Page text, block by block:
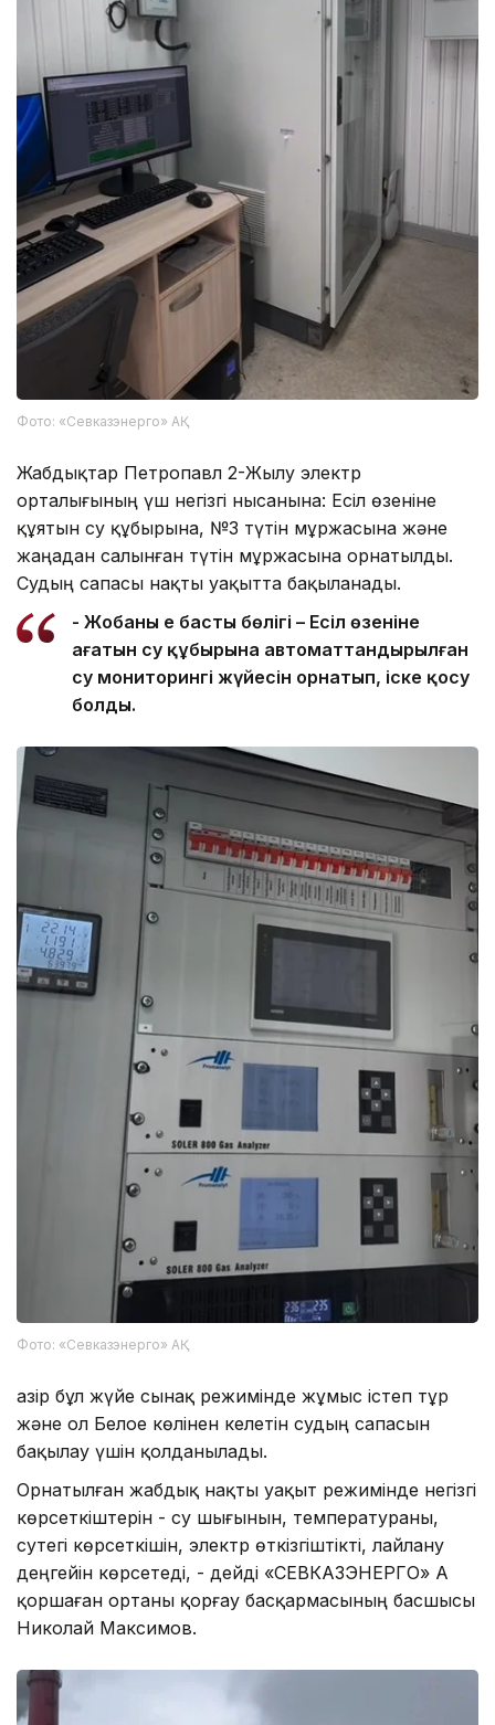
Фото: «Севказэнерго» АҚ
Жабдықтар Петропавл 2-Жылу электр
орталығының үш негізгі нысанына: Есіл өзеніне
құятын су құбырына, №3 түтін мұржасына және
жаңадан салынған түтін мұржасына орнатылды.
Судың сапасы нақты уақытта бақыланады.
- Жобаның ең басты бөлігі – Есіл өзеніне
ағатын су құбырына автоматтандырылған
су мониторингі жүйесін орнатып, іске қосу
болды.
Фото: «Севказэнерго» АҚ
Қазір бұл жүйе сынақ режимінде жұмыс істеп тұр
және ол Белое көлінен келетін судың сапасын
бақылау үшін қолданылады.
Орнатылған жабдық нақты уақыт режимінде негізгі
көрсеткіштерін - су шығынын, температураны,
сутегі көрсеткішін, электр өткізгіштікті, лайлану
деңгейін көрсетеді, - дейді «СЕВКАЗЭНЕРГО» АҚ
қоршаған ортаны қорғау басқармасының басшысы
Николай Максимов.